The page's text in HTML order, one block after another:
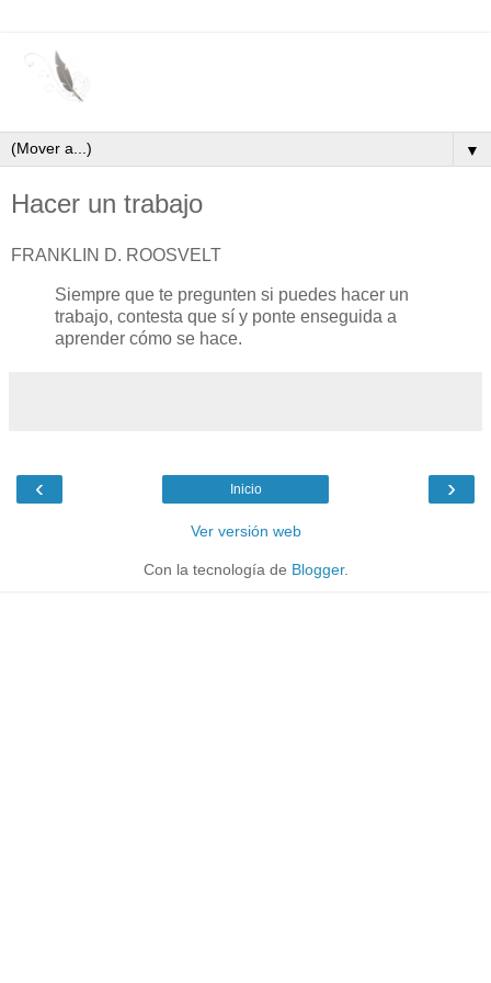
▼
Hacer un trabajo
FRANKLIN D. ROOSVELT
Siempre que te pregunten si puedes hacer un
trabajo, contesta que sí y ponte enseguida a
aprender cómo se hace.
‹ ›
Inicio
Ver versión web
Con la tecnología de Blogger.